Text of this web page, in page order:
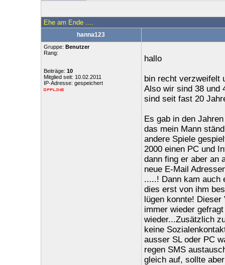
Ehe am Ende ....
hanna123
Gruppe: Benutzer
Rang:
Beiträge: 10
Mitglied seit: 10.02.2011
IP-Adresse: gespeichert
hallo
bin recht verzweifelt
Also wir sind 38 und
sind seit fast 20
Es gab in den
das mein Mann
andere Spiele
2000 einen PC und
dann fing er aber an
neue E-Mail
.....! Dann kam auch
dies erst von ihm
lügen konnte! Dieser
immer wieder
wieder...Zusätzlich
keine
ausser SL oder PC
regen SMS
gleich auf, sollte